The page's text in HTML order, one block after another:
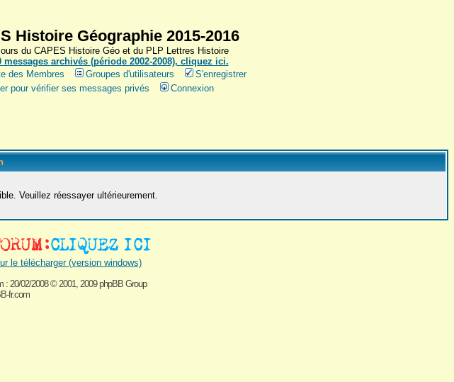
Histoire Géographie 2015-2016
du CAPES Histoire Géo et du PLP Lettres Histoire
messages archivés (période 2002-2008), cliquez ici.
des Membres Groupes d'utilisateurs
S'enregistrer
pour vérifier ses messages privés Connexion
Veuillez réessayer ultérieurement.
le télécharger (version windows)
: 20/02/2008© 2001, 2009 phpBB Group
fr.com